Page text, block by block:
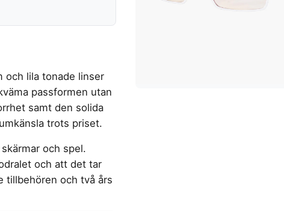
och lila tonade linser
passformen utan
samt den solida
trots priset.
och spel.
och att det tar
tillbehören och två års